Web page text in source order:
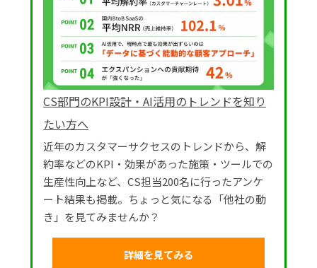
CS部門のKPI設計・AI活用のトレンドを知り
たい方へ
近年のカスタマーサクセスのトレンドから、解
約率などのKPI・効果があった施策・ツールでの
生産性向上など、CS担当200名に行ったアンケ
ート結果も掲載。ちょっと気になる「他社の動
き」を見てみませんか？
詳細を見てみる